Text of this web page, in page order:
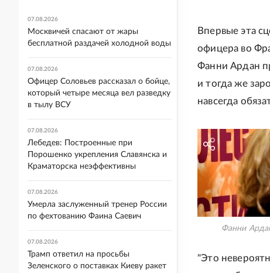
Впервые эта
офицера во
Фанни Ардан
и тогда же
навсегда
Фанни
"Это
07.08.2026
Москвичей спасают от жары
бесплатной раздачей холодной воды
07.08.2026
Офицер Соловьев рассказал о бойце,
который четыре месяца вел разведку
в тылу ВСУ
07.08.2026
Лебедев: Построенные при
Порошенко укрепления Славянска и
Краматорска неэффективны
07.08.2026
Умерла заслуженный тренер России
по фехтованию Фаина Саевич
07.08.2026
Трамп ответил на просьбы
Зеленского о поставках Киеву ракет